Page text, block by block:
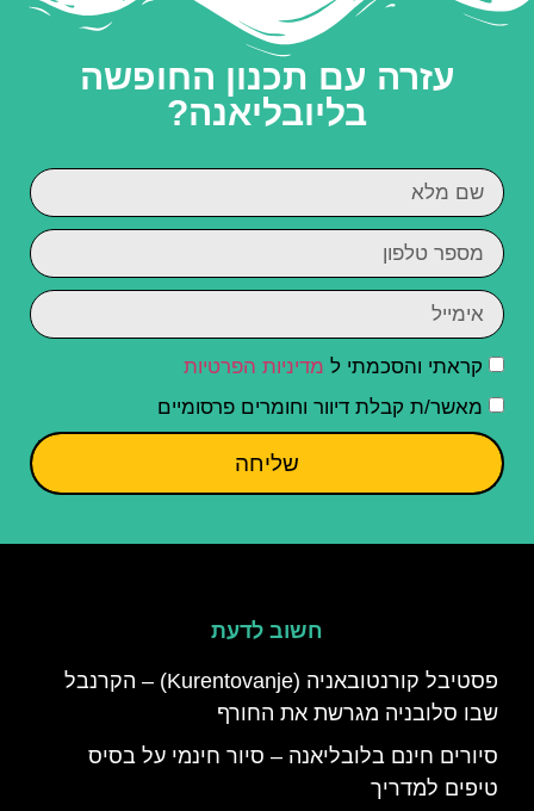
עזרה עם תכנון החופשה
בליובליאנה?
קראתי והסכמתי ל מדיניות הפרטיות
מאשר/ת קבלת דיוור וחומרים פרסומיים
שליחה
חשוב לדעת
פסטיבל קורנטובאניה (Kurentovanje) – הקרנבל
שבו סלובניה מגרשת את החורף
סיורים חינם בלובליאנה – סיור חינמי על בסיס
טיפים למדריך